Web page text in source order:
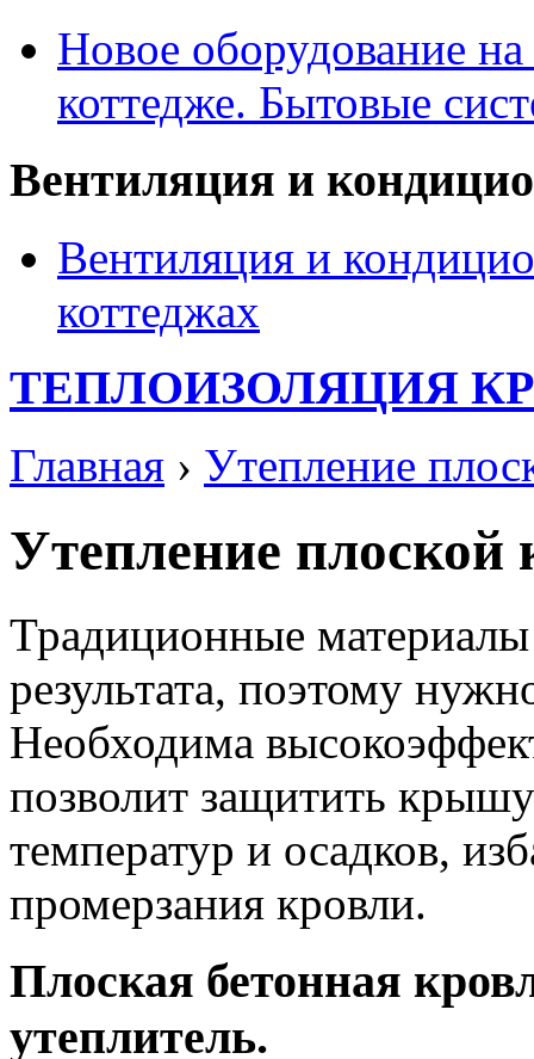
Новое оборудование
коттедже. Бытовые
Вентиляция и
Вентиляция и
коттеджах
ТЕПЛОИЗОЛЯЦИЯ
Главная › Утепление
Утепление плоской
Традиционные
результата, поэтому
Необходима
позволит защитить
температур и осадков,
промерзания кровли.
Плоская бетонная
утеплитель.